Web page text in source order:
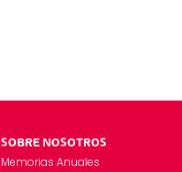
SOBRE NOSOTROS
Memorias Anuales